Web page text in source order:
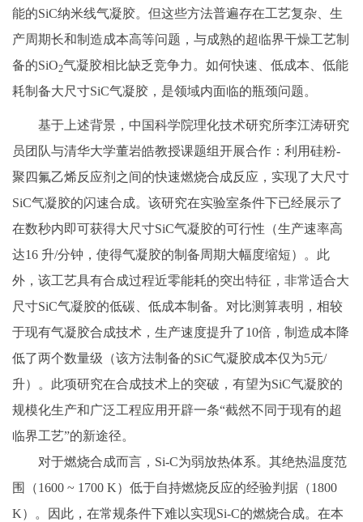
能的SiC纳米线气凝胶。但这些方法普遍存在工艺复杂、生
产周期长和制造成本高等问题，与成熟的超临界干燥工艺制
备的SiO2气凝胶相比缺乏竞争力。如何快速、低成本、低能
耗制备大尺寸SiC气凝胶，是领域内面临的瓶颈问题。
基于上述背景，中国科学院理化技术研究所李江涛研究
员团队与清华大学董岩皓教授课题组开展合作：利用硅粉-
聚四氟乙烯反应剂之间的快速燃烧合成反应，实现了大尺寸
SiC气凝胶的闪速合成。该研究在实验室条件下已经展示了
在数秒内即可获得大尺寸SiC气凝胶的可行性（生产速率高
达16 升/分钟，使得气凝胶的制备周期大幅度缩短）。此
外，该工艺具有合成过程近零能耗的突出特征，非常适合大
尺寸SiC气凝胶的低碳、低成本制备。对比测算表明，相较
于现有气凝胶合成技术，生产速度提升了10倍，制造成本降
低了两个数量级（该方法制备的SiC气凝胶成本仅为5元/
升）。此项研究在合成技术上的突破，有望为SiC气凝胶的
规模化生产和广泛工程应用开辟一条“截然不同于现有的超
临界工艺”的新途径。
对于燃烧合成而言，Si-C为弱放热体系。其绝热温度范
围（1600 ~ 1700 K）低于自持燃烧反应的经验判据（1800
K）。因此，在常规条件下难以实现Si-C的燃烧合成。在本